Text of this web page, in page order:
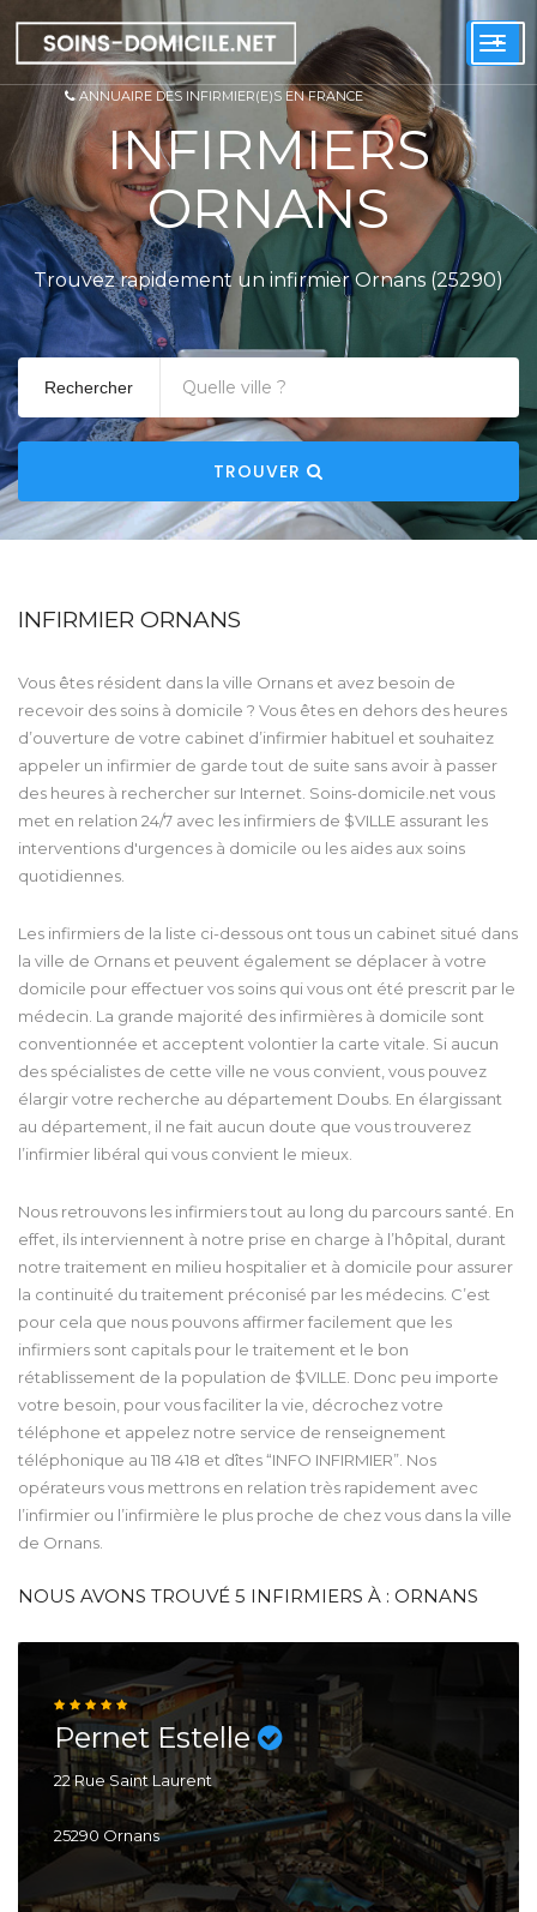
+
ANNUAIRE DES INFIRMIER(E)S EN FRANCE
INFIRMIERS
ORNANS
Trouvez rapidement un infirmier Ornans (25290)
Rechercher
TROUVER
INFIRMIER ORNANS
Vous êtes résident dans la ville Ornans et avez besoin de
recevoir des soins à domicile ? Vous êtes en dehors des heures
d’ouverture de votre cabinet d’infirmier habituel et souhaitez
appeler un infirmier de garde tout de suite sans avoir à passer
des heures à rechercher sur Internet. Soins-domicile.net vous
met en relation 24/7 avec les infirmiers de $VILLE assurant les
interventions d'urgences à domicile ou les aides aux soins
quotidiennes.
Les infirmiers de la liste ci-dessous ont tous un cabinet situé dans
la ville de Ornans et peuvent également se déplacer à votre
domicile pour effectuer vos soins qui vous ont été prescrit par le
médecin. La grande majorité des infirmières à domicile sont
conventionnée et acceptent volontier la carte vitale. Si aucun
des spécialistes de cette ville ne vous convient, vous pouvez
élargir votre recherche au département Doubs. En élargissant
au département, il ne fait aucun doute que vous trouverez
l’infirmier libéral qui vous convient le mieux.
Nous retrouvons les infirmiers tout au long du parcours santé. En
effet, ils interviennent à notre prise en charge à l’hôpital, durant
notre traitement en milieu hospitalier et à domicile pour assurer
la continuité du traitement préconisé par les médecins. C’est
pour cela que nous pouvons affirmer facilement que les
infirmiers sont capitals pour le traitement et le bon
rétablissement de la population de $VILLE. Donc peu importe
votre besoin, pour vous faciliter la vie, décrochez votre
téléphone et appelez notre service de renseignement
téléphonique au 118 418 et dîtes “INFO INFIRMIER”. Nos
opérateurs vous mettrons en relation très rapidement avec
l’infirmier ou l’infirmière le plus proche de chez vous dans la ville
de Ornans.
NOUS AVONS TROUVÉ 5 INFIRMIERS À : ORNANS
Pernet Estelle
22 Rue Saint Laurent
25290 Ornans